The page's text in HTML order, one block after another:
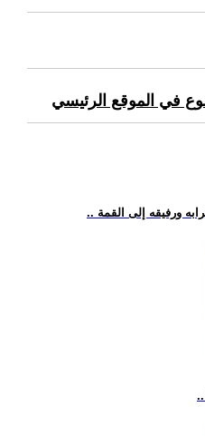
في الموقع الرئيسي
ورفيقه إلى القمة